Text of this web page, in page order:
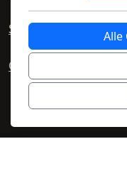
Startseite
Öffnungszeiten
Alle